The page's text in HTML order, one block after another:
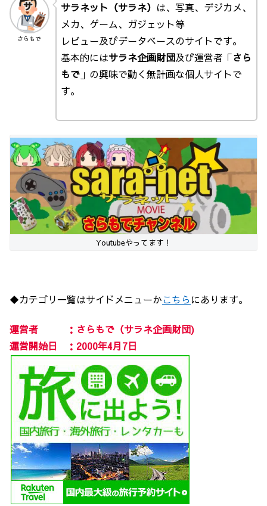
さらもで
サラネット（サラネ） は、写真、デジカメ、
メカ、ゲーム、ガジェット等
レビュー及びデータベースのサイトです。
基本的にはサラネ企画財団及び運営者「さら
もで」の興味で動く無計画な個人サイトで
す。
Youtubeやってます！
◆カテゴリ一覧はサイドメニューかこちら にあります。
運営者 ：さらもで（サラネ企画財団)
運営開始日 ：2000年4月7日